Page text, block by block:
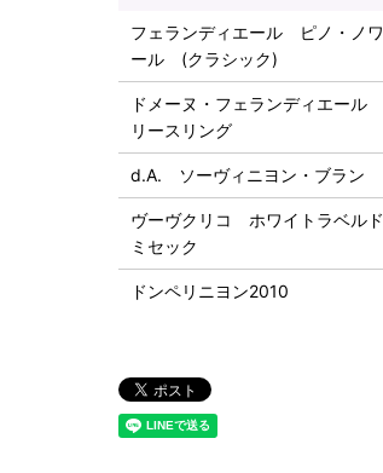
フェランディエール ピノ・ノワ
ール (クラシック)
ドメーヌ・フェランディエール
リースリング
d.A. ソーヴィニヨン・ブラン
ヴーヴクリコ ホワイトラベルド
ミセック
ドンペリニヨン2010